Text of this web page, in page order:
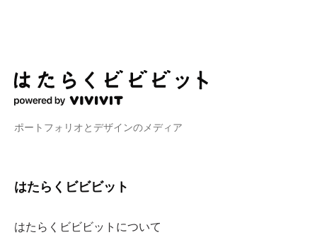
ポートフォリオとデザインのメディア
はたらくビビビット
はたらくビビビットについて